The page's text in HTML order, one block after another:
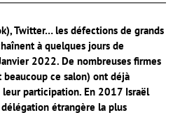
Twitter… les défections de grands
à quelques jours de
2022. De nombreuses firmes
ce salon) ont déjà
leur participation. En 2017 Israël
étrangère la plus